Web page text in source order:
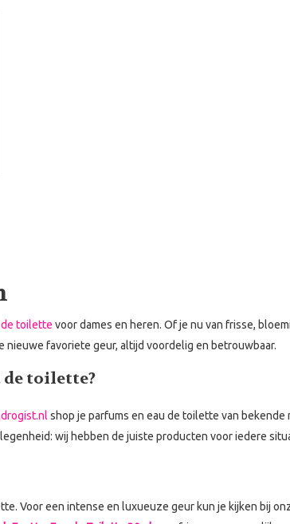
de toilette voor dames en heren. Of je nu van frisse,
nieuwe favoriete geur, altijd voordelig en betrouwbaar.
de toilette?
shop je parfums en eau de toilette van
wij hebben de juiste producten voor iedere
Voor een intense en luxueuze geur kun je kijken bij